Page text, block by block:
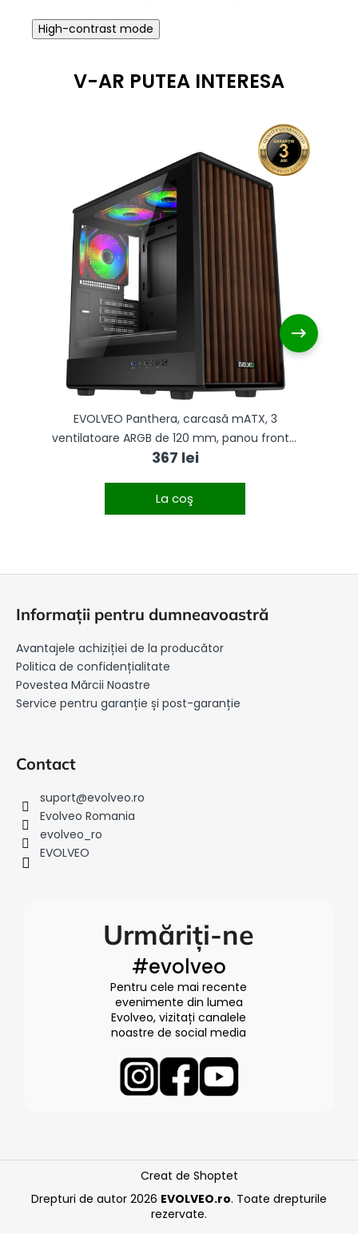
High-contrast mode
EVOLVEO Panthera, carcasă mATX, 3
ventilatoare ARGB de 120 mm, panou frontal
din lemn + panou lateral din sticlă
367 lei
La coş
Informații pentru dumneavoastră
Avantajele achiziției de la producător
Politica de confidențialitate
Povestea Mărcii Noastre
Service pentru garanție și post-garanție
Contact
suport@evolveo.ro
Evolveo Romania
evolveo_ro
EVOLVEO
Urmăriți-ne
#evolveo
Pentru cele mai recente
evenimente din lumea
Evolveo, vizitați canalele
noastre de social media
Creat de Shoptet
Drepturi de autor 2026 EVOLVEO.ro. Toate drepturile
rezervate.